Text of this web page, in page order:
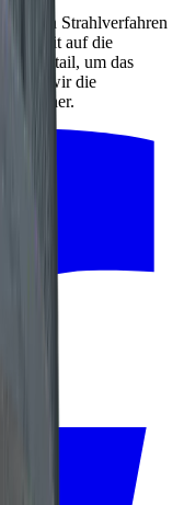
Strahlverfahren
auf die
Detail, um das
wir die
her.